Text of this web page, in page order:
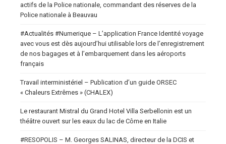
actifs de la Police nationale, commandant des réserves de la
Police nationale à Beauvau
#Actualités #Numerique – L’application France Identité voyage
avec vous est dès aujourd’hui utilisable lors de l’enregistrement
de nos bagages et à l’embarquement dans les aéroports
français
Travail interministériel – Publication d’un guide ORSEC
« Chaleurs Extrêmes » (CHALEX)
Le restaurant Mistral du Grand Hotel Villa Serbellonin est un
théâtre ouvert sur les eaux du lac de Côme en Italie
#RESOPOLIS – M. Georges SALINAS, directeur de la DCIS et